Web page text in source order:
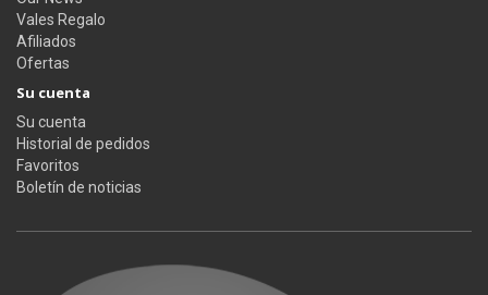
Vales Regalo
Afiliados
Ofertas
Su cuenta
Su cuenta
Historial de pedidos
Favoritos
Boletín de noticias